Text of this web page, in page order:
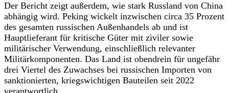
Der Bericht zeigt außerdem, wie stark Russland von China
abhängig wird. Peking wickelt inzwischen circa 35 Prozent
des gesamten russischen Außenhandels ab und ist
Hauptlieferant für kritische Güter mit ziviler sowie
militärischer Verwendung, einschließlich relevanter
Militärkomponenten. Das Land ist obendrein für ungefähr
drei Viertel des Zuwachses bei russischen Importen von
sanktionierten, kriegswichtigen Bauteilen seit 2022